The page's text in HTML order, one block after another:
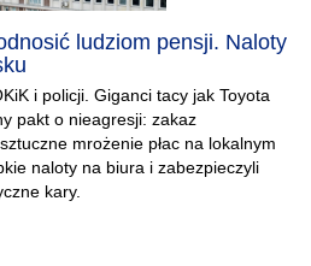
ludziom pensji. Naloty
i policji. Giganci tacy jak Toyota
pakt o nieagresji: zakaz
mrożenie płac na lokalnym
naloty na biura i zabezpieczyli
kary.